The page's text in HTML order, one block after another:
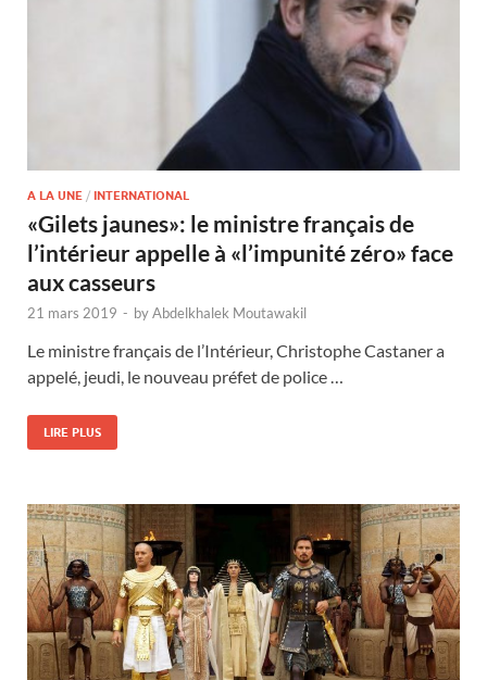
A LA UNE / INTERNATIONAL
«Gilets jaunes»: le ministre français de
l’intérieur appelle à «l’impunité zéro» face
aux casseurs
21 mars 2019 - byAbdelkhalek Moutawakil
Le ministre français de l’Intérieur, Christophe Castaner a
appelé, jeudi, le nouveau préfet de police …
LIRE PLUS